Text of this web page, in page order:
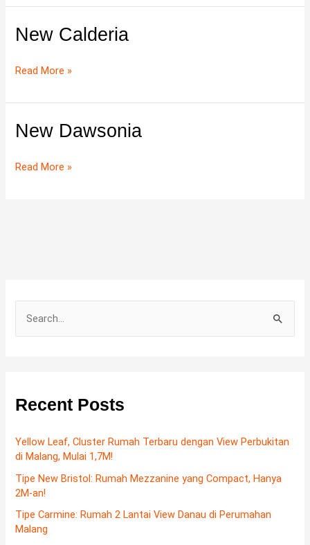
New Calderia
New
Read More »
New Dawsonia
New
Read More »
c
f
o
r
Recent Posts
Yellow Leaf, Cluster Rumah Terbaru dengan View Perbukitan
di Malang, Mulai 1,7M!
Tipe New Bristol: Rumah Mezzanine yang Compact, Hanya
2M-an!
Tipe Carmine: Rumah 2 Lantai View Danau di Perumahan
Malang